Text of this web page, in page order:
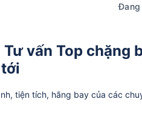
Đang
Tư vấn Top
tiện tích, hãng bay của các